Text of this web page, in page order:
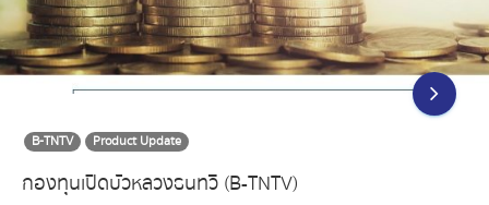
B-TNTV Product Update
กองทุนเปิดบัวหลวงธนทวี (B-TNTV)